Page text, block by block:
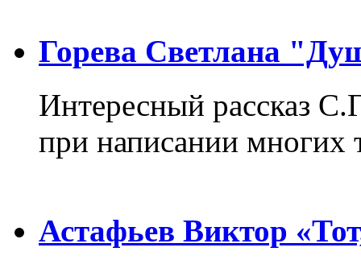
Горева Светлана
Интересный рассказ
при написании многих
Астафьев Виктор